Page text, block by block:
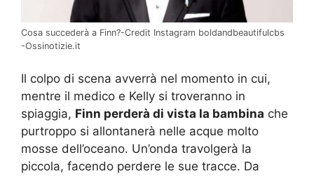
Cosa succederà a Finn?-Credit Instagram boldandbeautifulcbs
-Ossinotizie.it
Il colpo di scena avverrà nel momento in cui,
mentre il medico e Kelly si troveranno in
spiaggia, Finn perderà di vista la bambina che
purtroppo si allontanerà nelle acque molto
mosse dell’oceano. Un’onda travolgerà la
piccola, facendo perdere le sue tracce. Da